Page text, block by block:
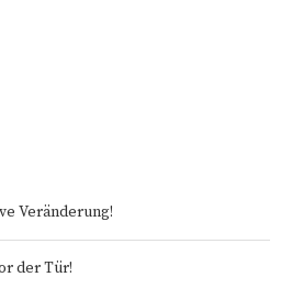
Veränderung!
der Tür!